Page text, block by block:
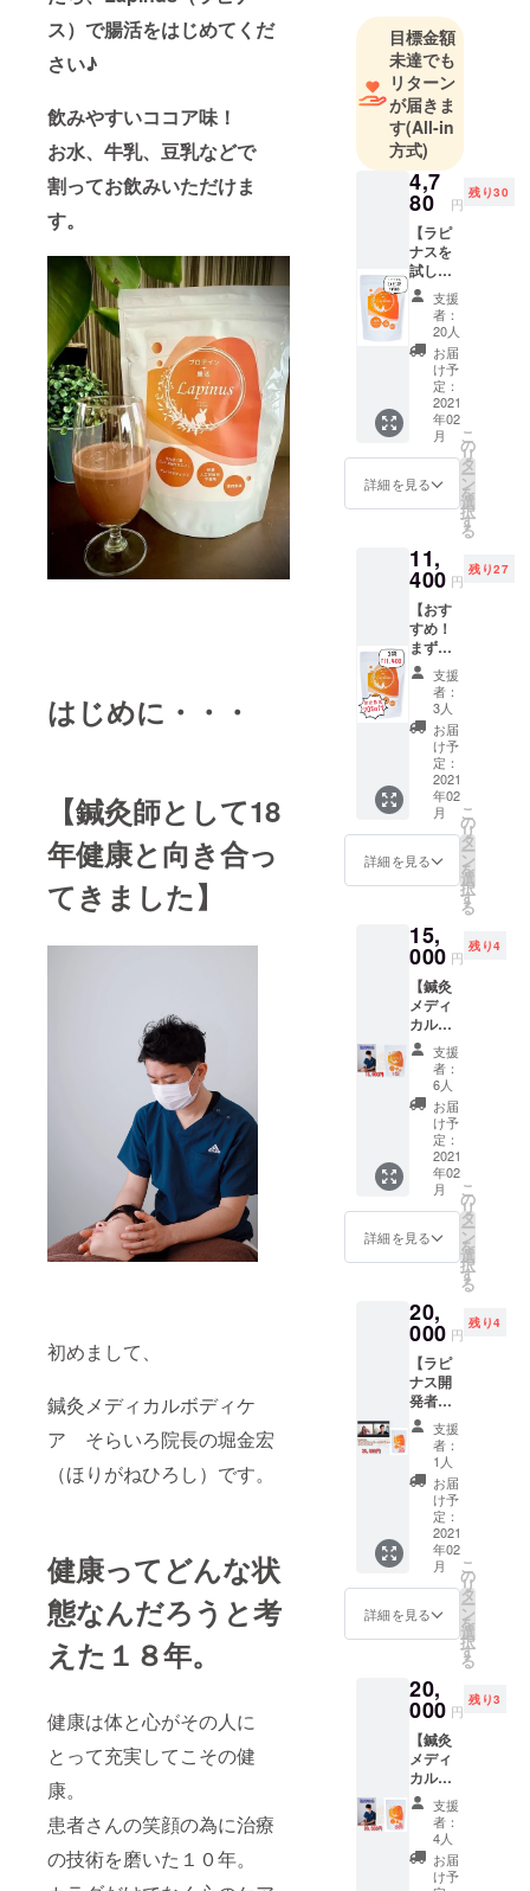
ス）で腸活をはじめてくだ
さい♪
飲みやすいココア味！
お水、牛乳、豆乳などで
割ってお飲みいただけま
す。
はじめに・・・
【鍼灸師として18
年健康と向き合っ
てきました】
初めまして、
鍼灸メディカルボディケ
ア そらいろ院長の堀金宏
（ほりがねひろし）です。
健康ってどんな状
態なんだろうと考
えた１８年。
健康は体と心がその人に
とって充実してこその健
康。
患者さんの笑顔の為に治療
の技術を磨いた１０年。
いと思い整
骨院に就
職。
免許費用の
為にリラク
ゼーション
サロンに働
きながら鍼
灸師を目指
・2006年
都内の鍼灸
整骨院。
・2017年
地元川崎で
鍼灸院を
オープン。
延べ8万人の
患者様を治
療。”メンタ
ウンセリン
グ”に”カラー
ピー”や”数
秘”を使い
『プロテイ
ンマイス
ター』『JDH
ダイエット
プロフェッ
ショナルア
ザー』とし
自院オリジ
ナルの”ブレ
インコント
ロールダイ
エット”や院
内で”ボクサ
サイズ”も展
開中。
・2018年
NPO幸区盛
り上げ隊
理事を兼
任。
目標金額
未達でも
リターン
が届きま
す(All-in
方式)
4,7
80 円
残り30
【ラピ
ナスを
試して
みたい
かた】 ♦︎
ラピナ
ス１
袋。 １
日１食
でひと
袋20日
分にな
りま
す。
シェイ
カー付
送料込
みの金
額で
す。
2021年
2月下旬
配送予
定とな
りま
す。
支援
者：
20人
お届
け予
定：
2021
年02
月
詳細を見る
こ
の
リ
タ
ー
ン
を
選
択
す
る
11,
400 円
残り27
【おす
すめ！
まずは
60日飲
んでみ
てくだ
さい】 ♦︎
ラピナ
ス3袋。
60日
分。 １
日１食
でひと
袋20日
分にな
りま
シェイ
カー付
き。
20%OF
F価格！
30セッ
ト限
定。
14,340
円 →
11,400
料込み
支援
者：
3人
お届
け予
定：
2021
年02
月
詳細を見る
こ
の
リ
タ
ー
ン
を
選
択
す
る
15,
000 円
残り4
【鍼灸
メディ
カルボ
ディケ
アそら
いろ
施術90
分＋１
袋】 ♦︎ル
ピナス
１袋。
１日１
食でひ
と袋20
日分に
なりま
シェイ
カー付
き。 ※
送料込
みの金
額で
す。 ♦︎鍼
灸メ
ディア
カルボ
ディケ
ア 施
術90分
付き。
健康は
姿勢か
ら、
整える
ことで
呼吸が
深くな
り質の
いい睡
眠とカ
ラダの
バラン
スを整
えて痛
支援
者：
6人
お届
け予
定：
2021
年02
月
詳細を見る
こ
の
リ
タ
ー
ン
を
選
択
す
る
20,
000 円
残り4
【ラピ
ナス開
発者が
直接カ
ウンセ
リン
グ！＋
３袋】 ♦︎
ラピナ
ス３
袋。 60
日分。
１日１
食でひ
と袋20
日分に
す。
シェイ
カー付
き。 ※
送料込
み ブ
レイン
コント
ロール
ダイ
エッ
支援
者：
1人
お届
け予
定：
2021
年02
月
詳細を見る
こ
の
リ
タ
ー
ン
を
選
択
す
る
20,
000 円
残り3
【鍼灸
メディ
カルボ
ディケ
アそら
いろ
施術90
分＋3
支援
者：
4人
お届
け予